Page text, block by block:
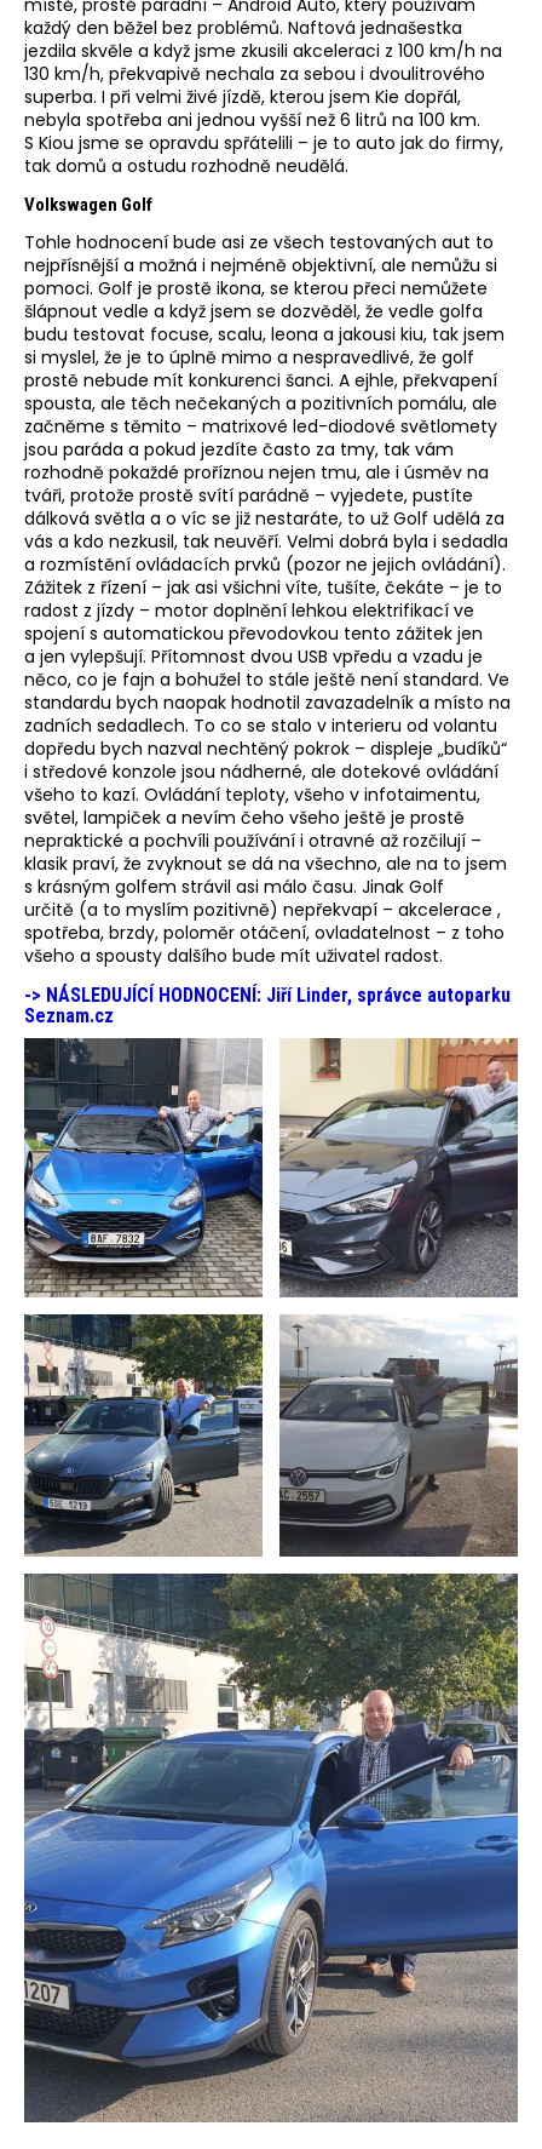
místě, prostě parádní – Android Auto, který používám
každý den běžel bez problémů. Naftová jednašestka
jezdila skvěle a když jsme zkusili akceleraci z 100 km/h na
130 km/h, překvapivě nechala za sebou i dvoulitrového
superba. I při velmi živé jízdě, kterou jsem Kie dopřál,
nebyla spotřeba ani jednou vyšší než 6 litrů na 100 km.
S Kiou jsme se opravdu spřátelili – je to auto jak do firmy,
tak domů a ostudu rozhodně neudělá.
Volkswagen Golf
Tohle hodnocení bude asi ze všech testovaných aut to
nejpřísnější a možná i nejméně objektivní, ale nemůžu si
pomoci. Golf je prostě ikona, se kterou přeci nemůžete
šlápnout vedle a když jsem se dozvěděl, že vedle golfa
budu testovat focuse, scalu, leona a jakousi kiu, tak jsem
si myslel, že je to úplně mimo a nespravedlivé, že golf
prostě nebude mít konkurenci šanci. A ejhle, překvapení
spousta, ale těch nečekaných a pozitivních pomálu, ale
začněme s těmito – matrixové led-diodové světlomety
jsou paráda a pokud jezdíte často za tmy, tak vám
rozhodně pokaždé proříznou nejen tmu, ale i úsměv na
tváři, protože prostě svítí parádně – vyjedete, pustíte
dálková světla a o víc se již nestaráte, to už Golf udělá za
vás a kdo nezkusil, tak neuvěří. Velmi dobrá byla i sedadla
a rozmístění ovládacích prvků (pozor ne jejich ovládání).
Zážitek z řízení – jak asi všichni víte, tušíte, čekáte – je to
radost z jízdy – motor doplnění lehkou elektrifikací ve
spojení s automatickou převodovkou tento zážitek jen
a jen vylepšují. Přítomnost dvou USB vpředu a vzadu je
něco, co je fajn a bohužel to stále ještě není standard. Ve
standardu bych naopak hodnotil zavazadelník a místo na
zadních sedadlech. To co se stalo v interieru od volantu
dopředu bych nazval nechtěný pokrok – displeje „budíků“
i středové konzole jsou nádherné, ale dotekové ovládání
všeho to kazí. Ovládání teploty, všeho v infotaimentu,
světel, lampiček a nevím čeho všeho ještě je prostě
nepraktické a pochvíli používání i otravné až rozčilují –
klasik praví, že zvyknout se dá na všechno, ale na to jsem
s krásným golfem strávil asi málo času. Jinak Golf
určitě (a to myslím pozitivně) nepřekvapí – akcelerace ,
spotřeba, brzdy, poloměr otáčení, ovladatelnost – z toho
všeho a spousty dalšího bude mít uživatel radost.
-> NÁSLEDUJÍCÍ HODNOCENÍ: Jiří Linder, správce autoparku
Seznam.cz